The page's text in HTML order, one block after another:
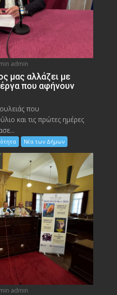
admin
μας αλλάζει με
έργα που αφήνουν
που
και τις πρώτες ημέρες
Νέα των Δήμων
admin